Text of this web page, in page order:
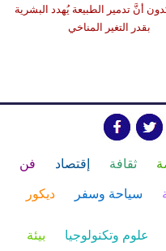
أنَّ تدمير الطبيعة يُهدد البشرية
بقدر التغير المناخي
ثقافة إقتصاد فن
سياحة وسفر ديكور
علوم وتكنولوجيا بيئة